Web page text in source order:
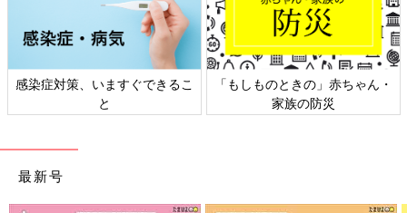
感染症対策、いますぐできるこ
と
「もしものときの」赤ちゃん・
家族の防災
最新号